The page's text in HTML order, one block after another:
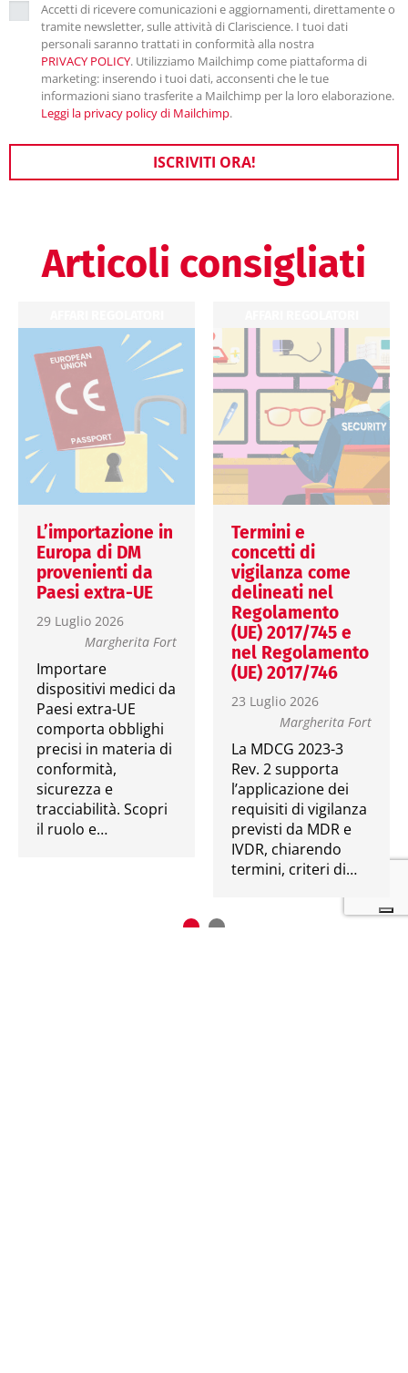
Accetti di ricevere comunicazioni e aggiornamenti, direttamente o
tramite newsletter, sulle attività di Clariscience. I tuoi dati
personali saranno trattati in conformità alla nostra
PRIVACY POLICY. Utilizziamo Mailchimp come piattaforma di
marketing: inserendo i tuoi dati, acconsenti che le tue
informazioni siano trasferite a Mailchimp per la loro elaborazione.
Leggi la privacy policy di Mailchimp.
ISCRIVITI ORA!
Articoli consigliati
L’importazione in
Europa di DM
provenienti da
Paesi extra-UE
29 Luglio 2026
Margherita Fort
Importare
dispositivi medici da
Paesi extra-UE
comporta obblighi
precisi in materia di
conformità,
sicurezza e
tracciabilità. Scopri
il ruolo e…
Termini e
concetti di
vigilanza come
delineati nel
Regolamento
(UE) 2017/745 e
nel Regolamento
(UE) 2017/746
23 Luglio 2026
Margherita Fort
La MDCG 2023-3
Rev. 2 supporta
l’applicazione dei
requisiti di vigilanza
previsti da MDR e
IVDR, chiarendo
termini, criteri di…